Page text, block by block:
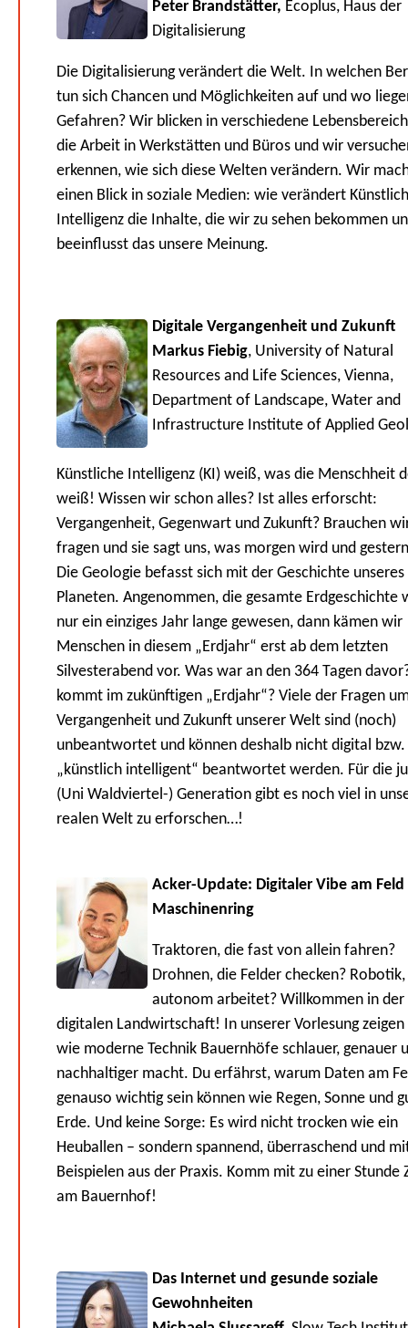
Peter Brandstätter, Ecoplus, Haus der
Digitalisierung
Die Digitalisierung verändert die Welt. In welchen
tun sich Chancen und Möglichkeiten auf und wo
Gefahren? Wir blicken in verschiedene
die Arbeit in Werkstätten und Büros und wir
erkennen, wie sich diese Welten verändern. Wir
einen Blick in soziale Medien: wie verändert
Intelligenz die Inhalte, die wir zu sehen bekommen
beeinflusst das unsere Meinung.
Digitale Vergangenheit und Zukunft
Markus Fiebig, University of Natural
Resources and Life Sciences, Vienna,
Department of Landscape, Water and
Infrastructure Institute of Applied
Künstliche Intelligenz (KI) weiß, was die Menschheit
weiß! Wissen wir schon alles? Ist alles erforscht:
Vergangenheit, Gegenwart und Zukunft? Brauchen
fragen und sie sagt uns, was morgen wird und
Die Geologie befasst sich mit der Geschichte unseres
Planeten. Angenommen, die gesamte Erdgeschichte
nur ein einziges Jahr lange gewesen, dann kämen wir
Menschen in diesem „Erdjahr“ erst ab dem letzten
Silvesterabend vor. Was war an den 364 Tagen
kommt im zukünftigen „Erdjahr“? Viele der Fragen
Vergangenheit und Zukunft unserer Welt sind (noch)
unbeantwortet und können deshalb nicht digital bzw.
„künstlich intelligent“ beantwortet werden. Für die
(Uni Waldviertel-) Generation gibt es noch viel in
realen Welt zu erforschen…!
Acker-Update: Digitaler Vibe am Feld
Maschinenring
Traktoren, die fast von allein fahren?
Drohnen, die Felder checken?
autonom arbeitet? Willkommen in der
digitalen Landwirtschaft! In unserer Vorlesung zeigen
wie moderne Technik Bauernhöfe schlauer, genauer
nachhaltiger macht. Du erfährst, warum Daten am
genauso wichtig sein können wie Regen, Sonne und
Erde. Und keine Sorge: Es wird nicht trocken wie ein
Heuballen – sondern spannend, überraschend und
Beispielen aus der Praxis. Komm mit zu einer Stunde
am Bauernhof!
Das Internet und gesunde soziale
Gewohnheiten